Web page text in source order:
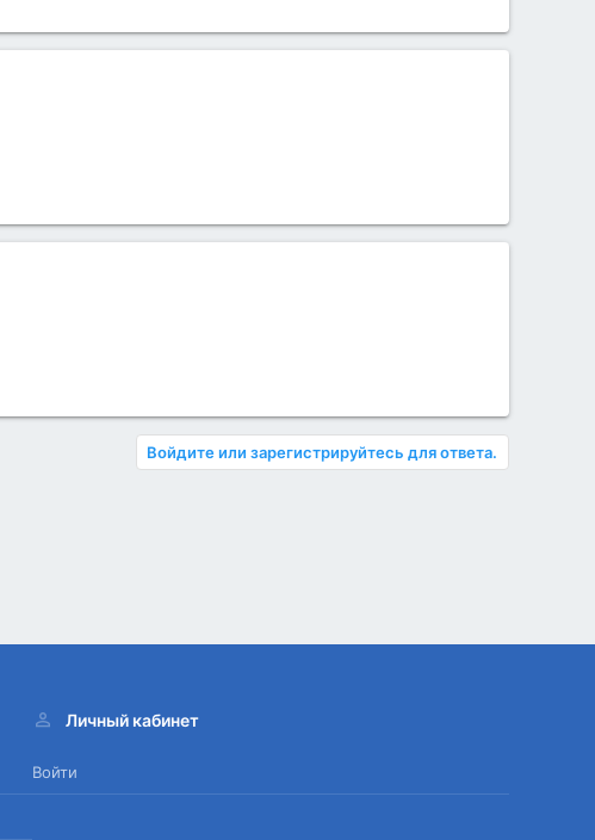
Войдите или зарегистрируйтесь для ответа.
Личный кабинет
Войти